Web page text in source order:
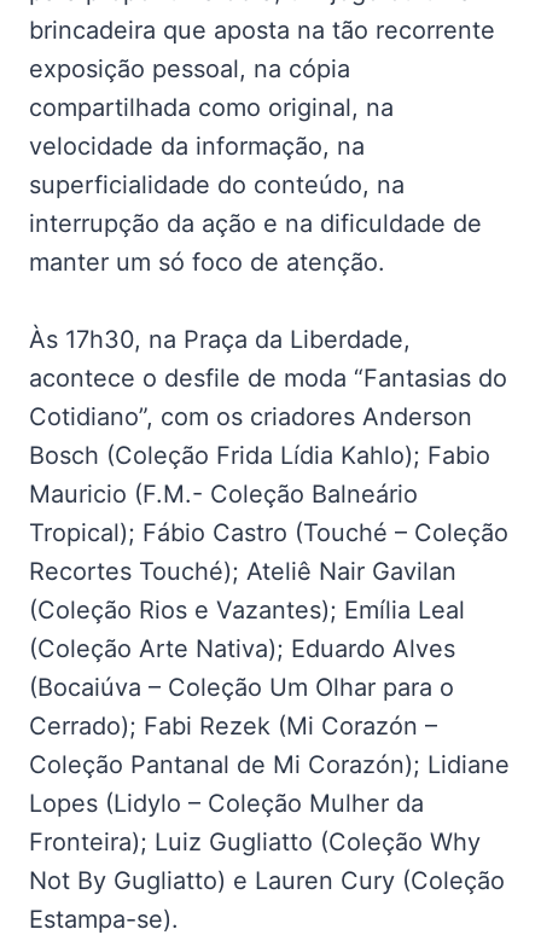
brincadeira que aposta na tão recorrente
exposição pessoal, na cópia
compartilhada como original, na
velocidade da informação, na
superficialidade do conteúdo, na
interrupção da ação e na dificuldade de
manter um só foco de atenção.
Às 17h30, na Praça da Liberdade,
acontece o desfile de moda “Fantasias do
Cotidiano”, com os criadores Anderson
Bosch (Coleção Frida Lídia Kahlo); Fabio
Mauricio (F.M.- Coleção Balneário
Tropical); Fábio Castro (Touché – Coleção
Recortes Touché); Ateliê Nair Gavilan
(Coleção Rios e Vazantes); Emília Leal
(Coleção Arte Nativa); Eduardo Alves
(Bocaiúva – Coleção Um Olhar para o
Cerrado); Fabi Rezek (Mi Corazón –
Coleção Pantanal de Mi Corazón); Lidiane
Lopes (Lidylo – Coleção Mulher da
Fronteira); Luiz Gugliatto (Coleção Why
Not By Gugliatto) e Lauren Cury (Coleção
Estampa-se).